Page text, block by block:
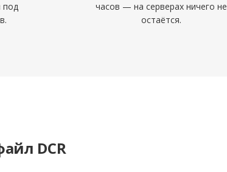
под
часов — на серверах ничего не
остаётся.
DCR